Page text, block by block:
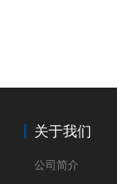
关于我们
公司简介